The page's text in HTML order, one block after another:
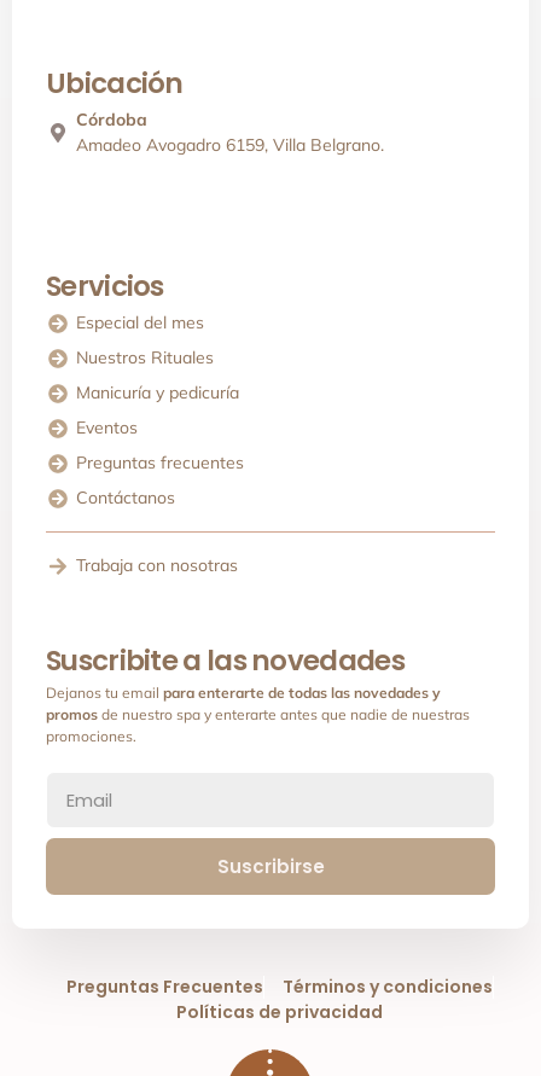
Ubicación
Córdoba
Amadeo Avogadro 6159, Villa Belgrano.
Servicios
Especial del mes
Nuestros Rituales
Manicuría y pedicuría
Eventos
Preguntas frecuentes
Contáctanos
Trabaja con nosotras
Suscribite a las novedades
Dejanos tu email para enterarte de todas las novedades y
promos de nuestro spa y enterarte antes que nadie de nuestras
promociones.
Suscribirse
Preguntas Frecuentes
Términos y condiciones
Políticas de privacidad